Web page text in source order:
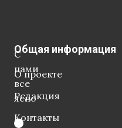
С
нами
все
ясно
Общая информация
О проекте
Редакция
Контакты